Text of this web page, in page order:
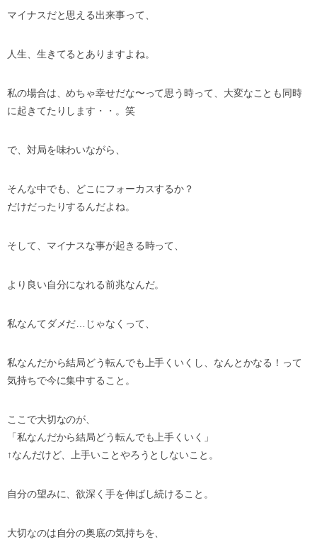
マイナスだと思える出来事って、
人生、生きてるとありますよね。
私の場合は、めちゃ幸せだな〜って思う時って、 大変なことも同時
に起きてたりします・・。笑
で、対局を味わいながら、
そんな中でも、どこにフォーカスするか？
だけだったりするんだよね。
そして、マイナスな事が起きる時って、
より良い自分になれる前兆なんだ。
私なんてダメだ…じゃなくって、
私なんだから結局どう転んでも上手くいくし、なんとかなる！ って
気持ちで今に集中すること。
ここで大切なのが、
「私なんだから結局どう転んでも上手くいく」
↑なんだけど、上手いことやろうとしないこと。
自分の望みに、欲深く手を伸ばし続けること。
大切なのは自分の奥底の気持ちを、